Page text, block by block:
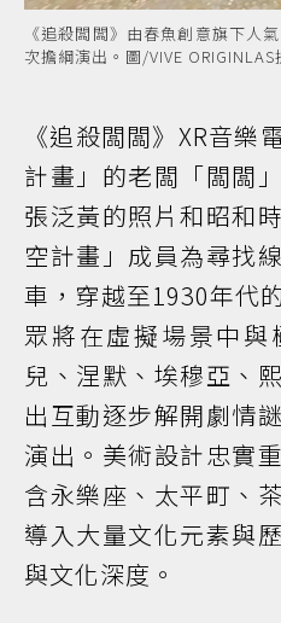
《追殺闆闆》由春魚創意旗下人
次擔綱演出。圖/VIVE ORIGINLAS
《追殺闆闆》XR音樂
計畫」的老闆「闆闆
張泛黃的照片和昭和
空計畫」成員為尋找
車，穿越至1930年代
眾將在虛擬場景中
兒、涅默、埃穆亞、
出互動逐步解開劇情
演出。美術設計忠實
含永樂座、太平町、
導入大量文化元素與
與文化深度。